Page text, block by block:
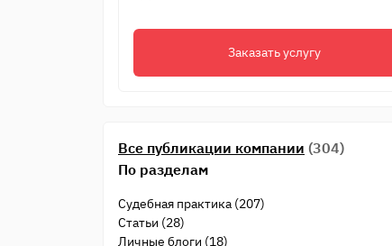
Заказать услугу
Все публикации компании (304)
По разделам
Судебная практика (207)
Статьи (28)
Личные блоги (18)